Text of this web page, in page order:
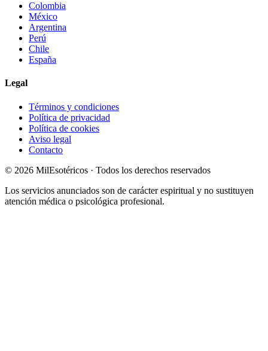
Colombia
México
Argentina
Perú
Chile
España
Legal
Términos y condiciones
Política de privacidad
Política de cookies
Aviso legal
Contacto
© 2026 MilEsotéricos · Todos los derechos reservados
Los servicios anunciados son de carácter espiritual y no sustituyen
atención médica o psicológica profesional.